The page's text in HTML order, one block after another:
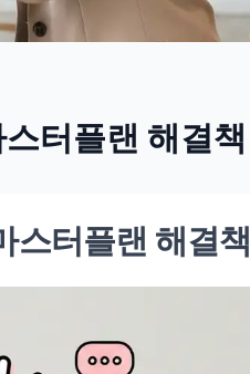
터플랜 해결책
스터플랜 해결책